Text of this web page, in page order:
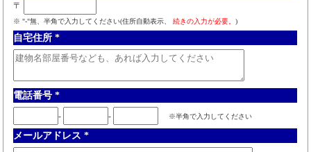
〒
※ "-"無、半角で入力してください(住所自動表示、 続きの入力が必要。 )
自宅住所 *
電話番号 *
- - ※半角で入力してください
メールアドレス *